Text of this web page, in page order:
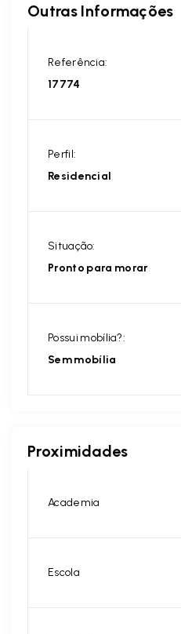
Outras Informações
Referência:
17774
Perfil:
Residencial
Situação:
Pronto para morar
Possui mobília?:
Sem mobília
Proximidades
Academia
Escola